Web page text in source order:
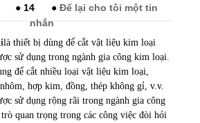
● 14 ● Để lại cho tôi một tin
nhắn
là thiết bị dùng để cắt vật liệu kim loại
sử dụng trong ngành gia công kim loại.
để cắt nhiều loại vật liệu kim loại,
hợp kim, đồng, thép không gỉ, v.v.
sử dụng rộng rãi trong ngành gia công
quan trọng trong các công việc đòi hỏi